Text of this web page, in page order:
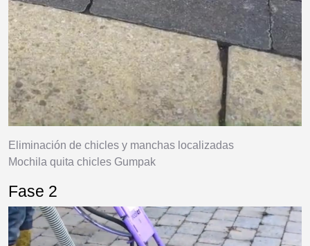
Eliminación de chicles y manchas localizadas
Mochila quita chicles Gumpak
Fase 2